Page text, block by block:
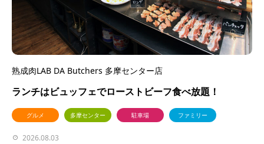
熟成肉LAB DA Butchers 多摩センター店
ランチはビュッフェでローストビーフ食べ放題！
グルメ 多摩センター 駐車場 ファミリー
2026.08.03